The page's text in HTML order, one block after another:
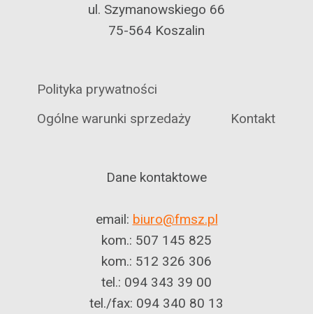
ul. Szymanowskiego 66
75-564 Koszalin
Polityka prywatności
Ogólne warunki sprzedaży
Kontakt
Dane kontaktowe
email: biuro@fmsz.pl
kom.: 507 145 825
kom.: 512 326 306
tel.: 094 343 39 00
tel./fax: 094 340 80 13